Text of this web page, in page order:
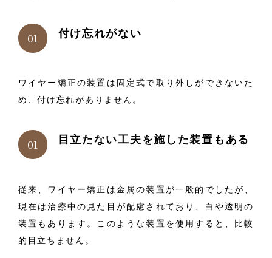
付け忘れがない
ワイヤー矯正の装置は固定式で取り外しができないた
め、付け忘れがありません。
目立たない工夫を施した装置もある
従来、ワイヤー矯正は金属の装置が一般的でしたが、
現在は治療中の見た目が配慮されており、白や透明の
装置もあります。このような装置を使用すると、比較
的目立ちません。